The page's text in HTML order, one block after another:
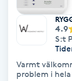
Kosmetisk
Kostrådgivning
4.9
S:t
Varmt
problem i